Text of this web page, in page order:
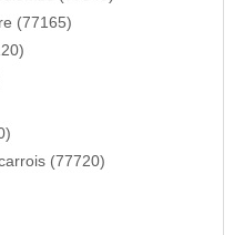
(77165)
(77720)